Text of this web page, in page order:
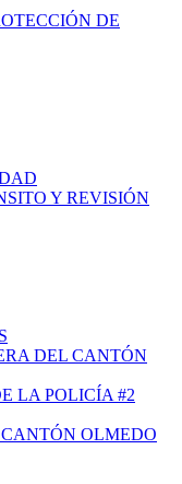
DE
Y REVISIÓN
DEL CANTÓN
LA POLICÍA #2
OLMEDO